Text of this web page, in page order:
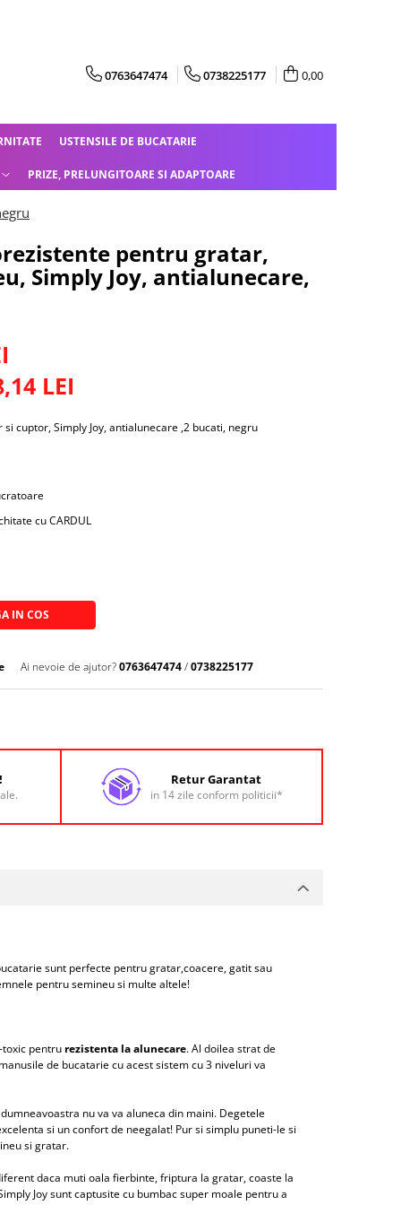
0763647474 0738225177 0,00
USTENSILE DE BUCATARIE
PRIZE, PRELUNGITOARE SI ADAPTOARE
pentru gratar,
Simply Joy, antialunecare,
LEI
cuptor, Simply Joy, antialunecare ,2 bucati, negru
cu CARDUL
IN COS
Ai nevoie de ajutor?0763647474/0738225177
Retur Garantat
in 14 zile conform politicii*
sunt perfecte pentru gratar,coacere, gatit sau
pentru semineu si multe altele!
pentru rezistenta la alunecare. Al doilea strat de
de bucatarie cu acest sistem cu 3 niveluri va
nu va va aluneca din maini. Degetele
si un confort de neegalat! Pur si simplu puneti-le si
si gratar.
daca muti oala fierbinte, friptura la gratar, coaste la
Joy sunt captusite cu bumbac super moale pentru a